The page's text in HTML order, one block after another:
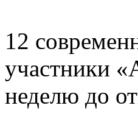
12
участники
неделю до